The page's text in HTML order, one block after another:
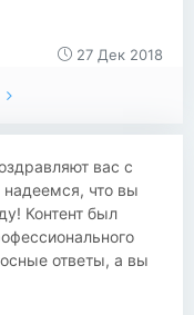
27 Дек 2018
вас с
что вы
Контент был
ответы, а вы